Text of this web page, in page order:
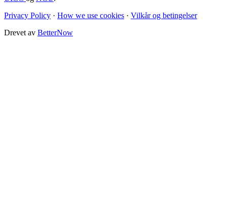
Privacy Policy · How we use cookies · Vilkår og betingelser
Drevet av BetterNow